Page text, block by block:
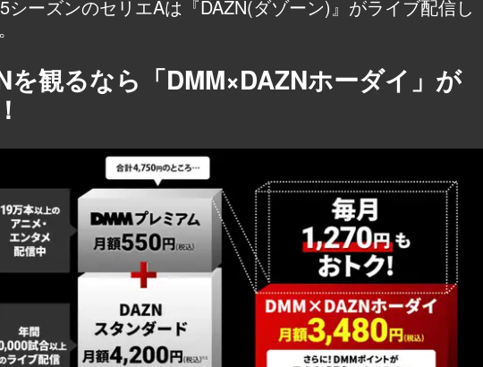
シーズンのセリエAは『DAZN(ダゾーン)』がライブ配信し
を観るなら「DMM×DAZNホーダイ」が